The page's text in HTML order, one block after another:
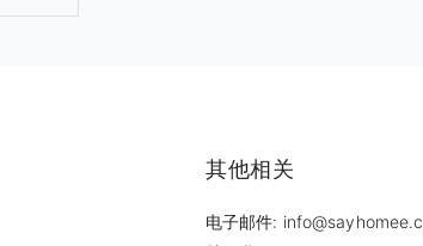
其他相关
电子邮件: